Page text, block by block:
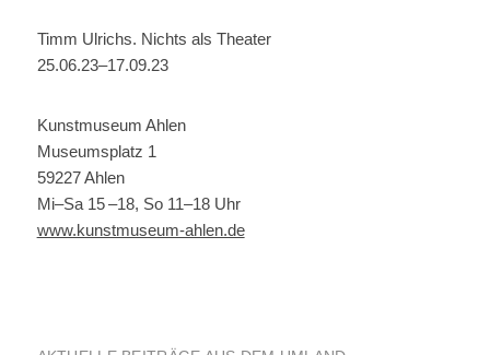
Timm Ulrichs. Nichts als Theater
25.06.23–17.09.23
Kunstmuseum Ahlen
Museumsplatz 1
59227 Ahlen
Mi–Sa 15 –18, So 11–18 Uhr
www.kunstmuseum-ahlen.de